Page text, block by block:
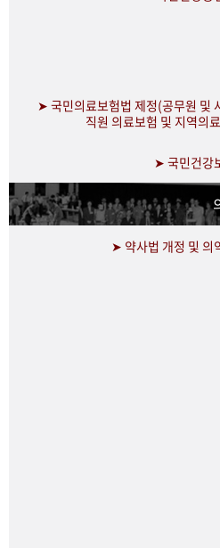
➤ 국민의료보험법 제정(공무원 및
직원 의료보험 및 지역의
➤ 국민건강
➤ 약사법 개정 및 의